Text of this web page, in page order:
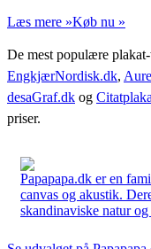
Læs mere »Køb nu »
De mest populære
EngkjærNordisk.dk,
desaGraf.dk og
priser.
Papapapa.dk er en
canvas og akustik.
skandinaviske natur